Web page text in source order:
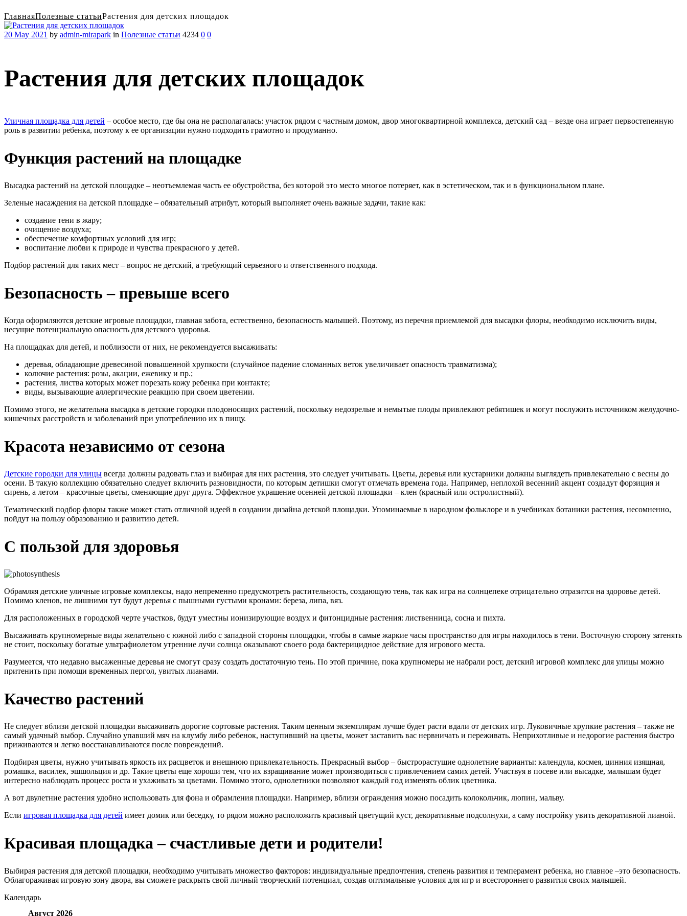
ГлавнаяПолезные статьиРастения для детских площадок
20 May 2021 by admin-mirapark in Полезные статьи 4234 0 0
Растения для детских площадок
Уличная площадка для детей – особое место, где бы она не располагалась: участок рядом с частным домом, двор многоквартирной комплекса, детский сад – везде она играет первостепенную
роль в развитии ребенка, поэтому к ее организации нужно подходить грамотно и продуманно.
Функция растений на площадке
Высадка растений на детской площадке – неотъемлемая часть ее обустройства, без которой это место многое потеряет, как в эстетическом, так и в функциональном плане.
Зеленые насаждения на детской площадке – обязательный атрибут, который выполняет очень важные задачи, такие как:
создание тени в жару;
очищение воздуха;
обеспечение комфортных условий для игр;
воспитание любви к природе и чувства прекрасного у детей.
Подбор растений для таких мест – вопрос не детский, а требующий серьезного и ответственного подхода.
Безопасность – превыше всего
Когда оформляются детские игровые площадки, главная забота, естественно, безопасность малышей. Поэтому, из перечня приемлемой для высадки флоры, необходимо исключить виды,
несущие потенциальную опасность для детского здоровья.
На площадках для детей, и поблизости от них, не рекомендуется высаживать:
деревья, обладающие древесиной повышенной хрупкости (случайное падение сломанных веток увеличивает опасность травматизма);
колючие растения: розы, акации, ежевику и пр.;
растения, листва которых может порезать кожу ребенка при контакте;
виды, вызывающие аллергические реакцию при своем цветении.
Помимо этого, не желательна высадка в детские городки плодоносящих растений, поскольку недозрелые и немытые плоды привлекают ребятишек и могут послужить источником желудочно-
кишечных расстройств и заболеваний при употреблению их в пищу.
Красота независимо от сезона
Детские городки для улицы всегда должны радовать глаз и выбирая для них растения, это следует учитывать. Цветы, деревья или кустарники должны выглядеть привлекательно с весны до
осени. В такую коллекцию обязательно следует включить разновидности, по которым детишки смогут отмечать времена года. Например, неплохой весенний акцент создадут форзиция и
сирень, а летом – красочные цветы, сменяющие друг друга. Эффектное украшение осенней детской площадки – клен (красный или остролистный).
Тематический подбор флоры также может стать отличной идеей в создании дизайна детской площадки. Упоминаемые в народном фольклоре и в учебниках ботаники растения, несомненно,
пойдут на пользу образованию и развитию детей.
С пользой для здоровья
Обрамляя детские уличные игровые комплексы, надо непременно предусмотреть растительность, создающую тень, так как игра на солнцепеке отрицательно отразится на здоровье детей.
Помимо кленов, не лишними тут будут деревья с пышными густыми кронами: береза, липа, вяз.
Для расположенных в городской черте участков, будут уместны ионизирующие воздух и фитонцидные растения: лиственница, сосна и пихта.
Высаживать крупномерные виды желательно с южной либо с западной стороны площадки, чтобы в самые жаркие часы пространство для игры находилось в тени. Восточную сторону затенять
не стоит, поскольку богатые ультрафиолетом утренние лучи солнца оказывают своего рода бактерицидное действие для игрового места.
Разумеется, что недавно высаженные деревья не смогут сразу создать достаточную тень. По этой причине, пока крупномеры не набрали рост, детский игровой комплекс для улицы можно
притенить при помощи временных пергол, увитых лианами.
Качество растений
Не следует вблизи детской площадки высаживать дорогие сортовые растения. Таким ценным экземплярам лучше будет расти вдали от детских игр. Луковичные хрупкие растения – также не
самый удачный выбор. Случайно упавший мяч на клумбу либо ребенок, наступивший на цветы, может заставить вас нервничать и переживать. Неприхотливые и недорогие растения быстро
приживаются и легко восстанавливаются после повреждений.
Подбирая цветы, нужно учитывать яркость их расцветок и внешнюю привлекательность. Прекрасный выбор – быстрорастущие однолетние варианты: календула, космея, цинния изящная,
ромашка, василек, эшшольция и др. Такие цветы еще хороши тем, что их взращивание может производиться с привлечением самих детей. Участвуя в посеве или высадке, малышам будет
интересно наблюдать процесс роста и ухаживать за цветами. Помимо этого, однолетники позволяют каждый год изменять облик цветника.
А вот двулетние растения удобно использовать для фона и обрамления площадки. Например, вблизи ограждения можно посадить колокольчик, люпин, мальву.
Если игровая площадка для детей имеет домик или беседку, то рядом можно расположить красивый цветущий куст, декоративные подсолнухи, а саму постройку увить декоративной лианой.
Красивая площадка – счастливые дети и родители!
Выбирая растения для детской площадки, необходимо учитывать множество факторов: индивидуальные предпочтения, степень развития и темперамент ребенка, но главное –это безопасность.
Облагораживая игровую зону двора, вы сможете раскрыть свой личный творческий потенциал, создав оптимальные условия для игр и всестороннего развития своих малышей.
Календарь
Август 2026